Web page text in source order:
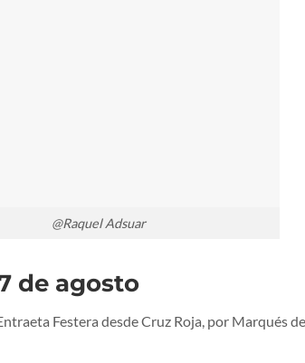
@Raquel Adsuar
de agosto
Festera desde Cruz Roja, por Marqués